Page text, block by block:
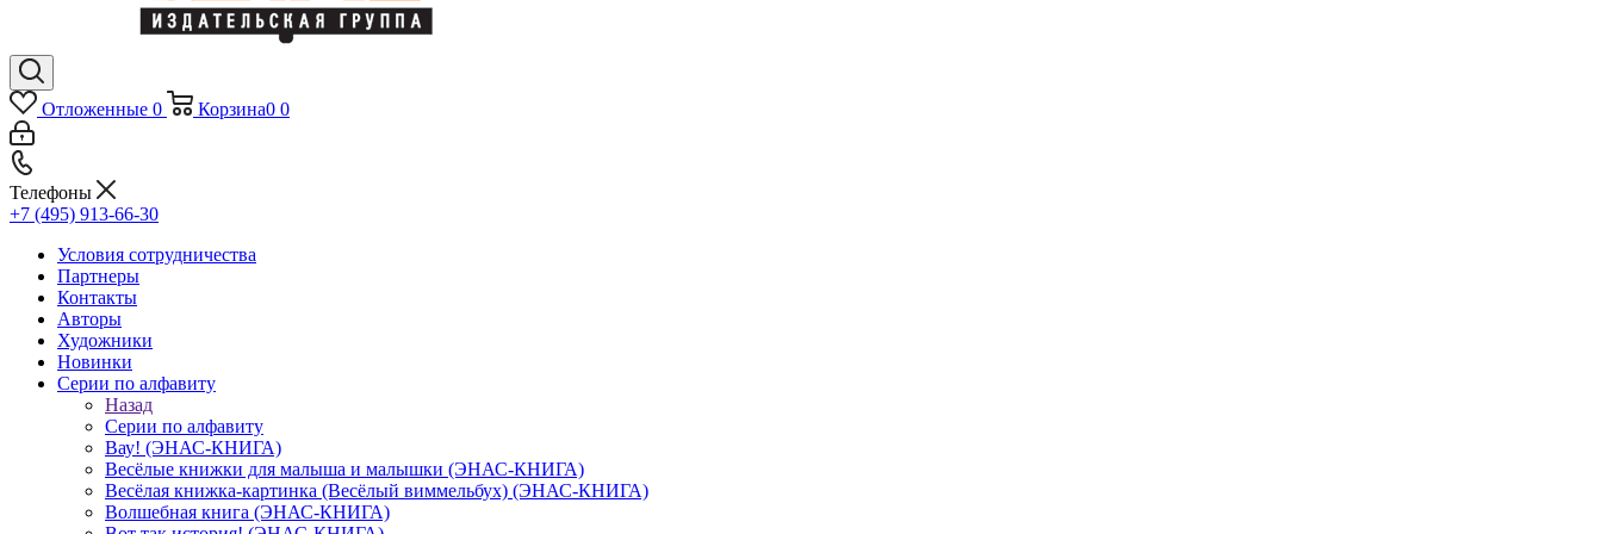
Отложенные 0 Корзина0 0
Телефоны
+7 (495) 913-66-30
Условия сотрудничества
Партнеры
Контакты
Авторы
Художники
Новинки
Серии по алфавиту
Назад
Серии по алфавиту
Вау! (ЭНАС-КНИГА)
Весёлые книжки для малыша и малышки (ЭНАС-КНИГА)
Весёлая книжка-картинка (Весёлый виммельбух) (ЭНАС-КНИГА)
Волшебная книга (ЭНАС-КНИГА)